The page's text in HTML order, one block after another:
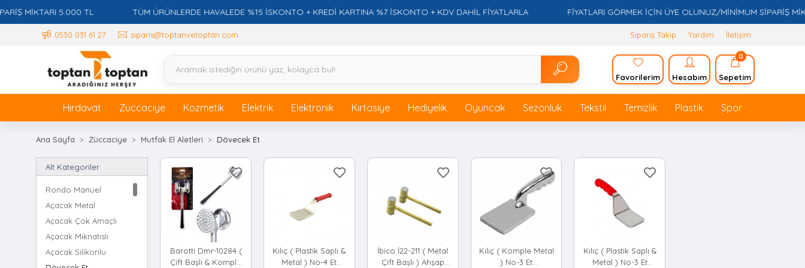
MİKTARI 5.000 TL TÜM ÜRÜNLERDE HAVALEDE %15 İSKONTO + KREDİ KARTINA %7 İSKONTO + KDV DAHİL FİYATLARLA FİYATLARI GÖRMEK İÇİN ÜYE OLUNUZ/MİNİMUM SİPARİŞ
0530 031 61 27 siparis@toptanvetoptan.com Sipariş Takip Yardım İletişim
Favorilerim Hesabım
0
Sepetim
Hırdavat Züccaciye Kozmetik Elektrik Elektronik Kırtasiye Hediyelik Oyuncak Sezonluk Tekstil Temizlik Plastik Spor
Ana Sayfa Züccaciye Mutfak El Aletleri Dövecek Et
Alt Kategoriler
Rondo Manuel
Açacak Metal
Açacak Çok Amaçlı
Açacak Mıknatıslı
Açacak Silikonlu
Barotti Dmr-10284 (
Çift Başlı & Komple
Kılıç ( Plastik Saplı &
Metal ) No-4 Et
İbico İ22-211 ( Metal
Çift Başlı ) Ahşap
Kılıç ( Komple Metal
) No-3 Et
Kılıç ( Plastik Saplı &
Metal ) No-3 Et